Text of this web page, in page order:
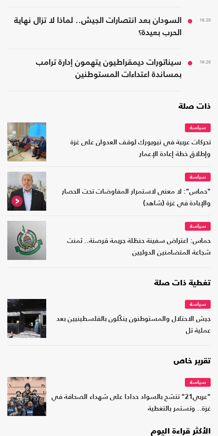
16:28
السودان بعد انتصارات الجيش.. لماذا لا تزال نهاية
الحرب بعيدة؟
16:20
سيناتورات ديمقراطيون يتهمون إدارة ترامب
بمساندة اعتداءات المستوطنين
ذات صلة
سياسة
تحركات عربية في نيويورك لوقف العدوان على غزة
وإطلاق خطة إعادة الإعمار
سياسة
"حماس": لا معنى لاستمرار المفاوضات تحت الحصار
والإبادة في غزة (شاهد)
سياسة
حماس: اعتراض سفينة حنظلة جريمة قرصنة.. ثمنت
شجاعة المتضامنين الدوليين
تغطية ذات صلة
سياسة
جيش الاحتلال والمستوطنون ينكّلون بالفلسطينيين بعد
عملية تل
تقرير خاص
سياسة
"عربي21" تتشح بالسواد حدادا على شهداء الصحافة في
غزة.. وتستمر بالتغطية
الأكثر قراءة اليوم